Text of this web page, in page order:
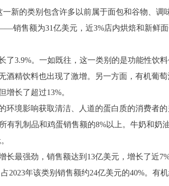
一新的类别包含许多以前属于面包和谷物、
销售额为31亿美元，近3%店内烘焙和新鲜
了3.9%。一如既往，这一类别的是功能性饮
精饮料也出现了激增。另一方面，有机葡
长了超过13%。
环境影响获取清洁、人道的蛋白质的消费者
乳制品和鸡蛋销售额的8%以上。牛奶和奶
长最强劲，销售额达到13亿美元，增长了近
2023年该类别销售额约24亿美元的40%。有